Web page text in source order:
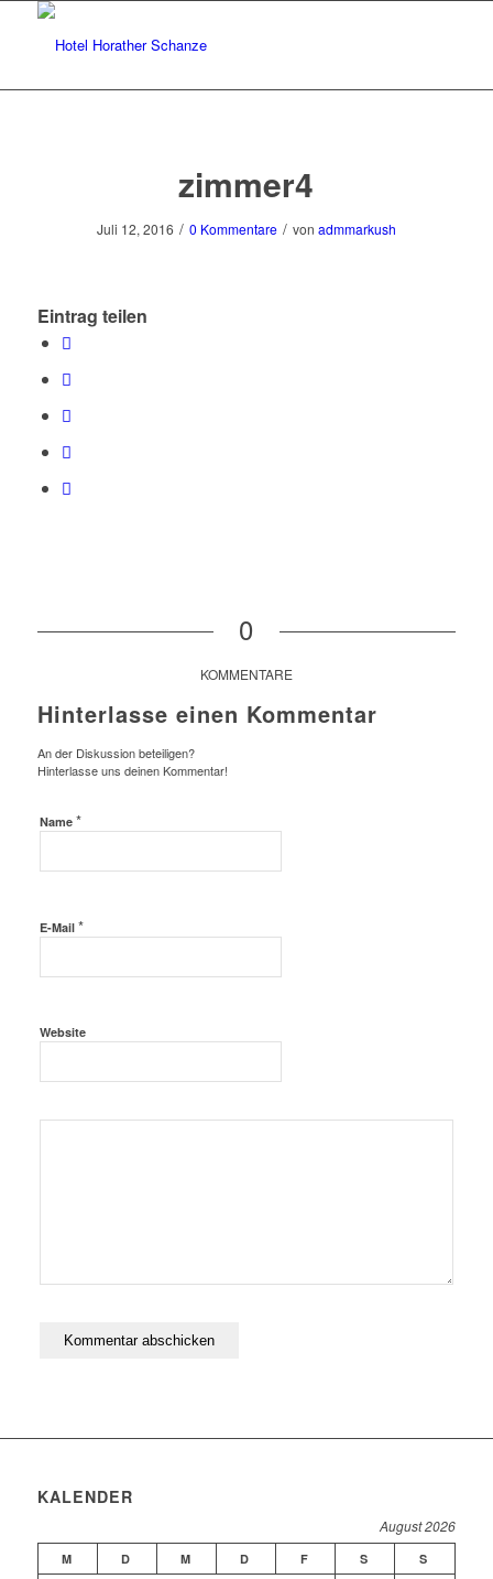
zimmer4
Juli 12, 2016 / 0 Kommentare / von admmarkush
Eintrag teilen
0
KOMMENTARE
Hinterlasse einen Kommentar
An der Diskussion beteiligen?
Hinterlasse uns deinen Kommentar!
Name *
E-Mail *
Website
KALENDER
August 2026
M D M D F S S